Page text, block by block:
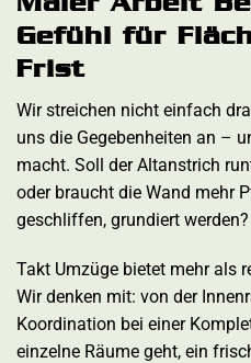
Gefühl für
Frist
Wir streichen nicht einfach
uns die Gegebenheiten an –
macht. Soll der Altanstrich
oder braucht die Wand mehr
geschliffen, grundiert werden?
Takt Umzüge bietet mehr als
Wir denken mit: von der
Koordination bei einer
einzelne Räume geht, ein